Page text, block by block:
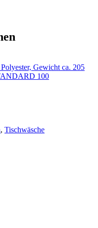
Gewicht ca. 205
100
, Tischwäsche